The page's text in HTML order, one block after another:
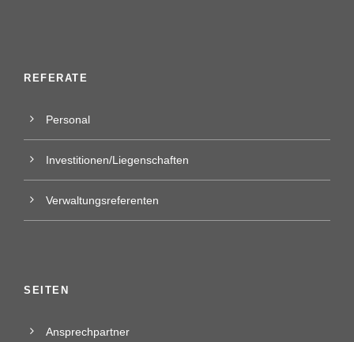
REFERATE
Personal
Investitionen/Liegenschaften
Verwaltungsreferenten
SEITEN
Ansprechpartner